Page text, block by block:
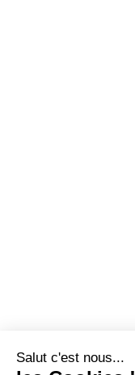
Salut c'est nous...